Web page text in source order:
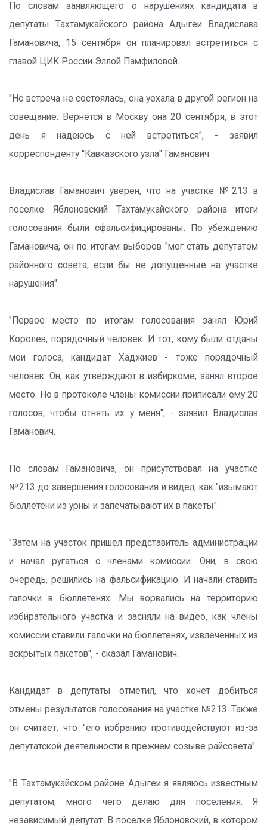
По словам заявляющего о нарушениях кандидата в
депутаты Тахтамукайского района Адыгеи Владислава
Гамановича, 15 сентября он планировал встретиться с
главой ЦИК России Эллой Памфиловой.
"Но встреча не состоялась, она уехала в другой регион на
совещание. Вернется в Москву она 20 сентября, в этот
день я надеюсь с ней встретиться", - заявил
корреспонденту "Кавказского узла" Гаманович.
Владислав Гаманович уверен, что на участке №213 в
поселке Яблоновский Тахтамукайского района итоги
голосования были сфальсифицированы. По убеждению
Гамановича, он по итогам выборов "мог стать депутатом
районного совета, если бы не допущенные на участке
нарушения".
"Первое место по итогам голосования занял Юрий
Королев, порядочный человек. И тот, кому были отданы
мои голоса, кандидат Хаджиев - тоже порядочный
человек. Он, как утверждают в избиркоме, занял второе
место. Но в протоколе члены комиссии приписали ему 20
голосов, чтобы отнять их у меня", - заявил Владислав
Гаманович.
По словам Гамановича, он присутствовал на участке
№213 до завершения голосования и видел, как "изымают
бюллетени из урны и запечатывают их в пакеты".
"Затем на участок пришел представитель администрации
и начал ругаться с членами комиссии. Они, в свою
очередь, решились на фальсификацию. И начали ставить
галочки в бюллетенях. Мы ворвались на территорию
избирательного участка и засняли на видео, как члены
комиссии ставили галочки на бюллетенях, извлеченных из
вскрытых пакетов", - сказал Гаманович.
Кандидат в депутаты отметил, что хочет добиться
отмены результатов голосования на участке №213. Также
он считает, что "его избранию противодействуют из-за
депутатской деятельности в прежнем созыве райсовета".
"В Тахтамукайском районе Адыгеи я являюсь известным
депутатом, много чего делаю для поселения. Я
независимый депутат. В поселке Яблоновский, в котором